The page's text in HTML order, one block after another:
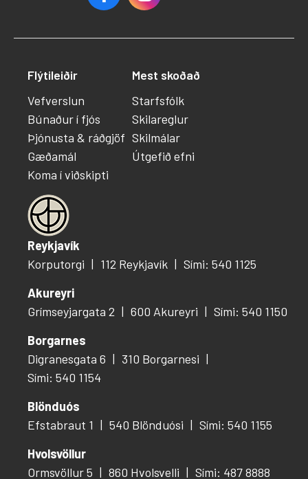
Reykjavík
Korputorgi
112 Reykjavík
Sími: 540 1125
Akureyri
Grímseyjargata 2
600 Akureyri
Sími: 540 1150
Borgarnes
Digranesgata 6
310 Borgarnesi
Sími: 540 1154
Blönduós
Efstabraut 1
540 Blönduósi
Sími: 540 1155
Hvolsvöllur
Ormsvöllur 5
860 Hvolsvelli Sími: 487 8888
Flýtileiðir
Vefverslun
Búnaður í fjós
Þjónusta & ráðgjöf
Gæðamál
Koma í viðskipti
Mest skoðað
Starfsfólk
Skilareglur
Skilmálar
Útgefið efni